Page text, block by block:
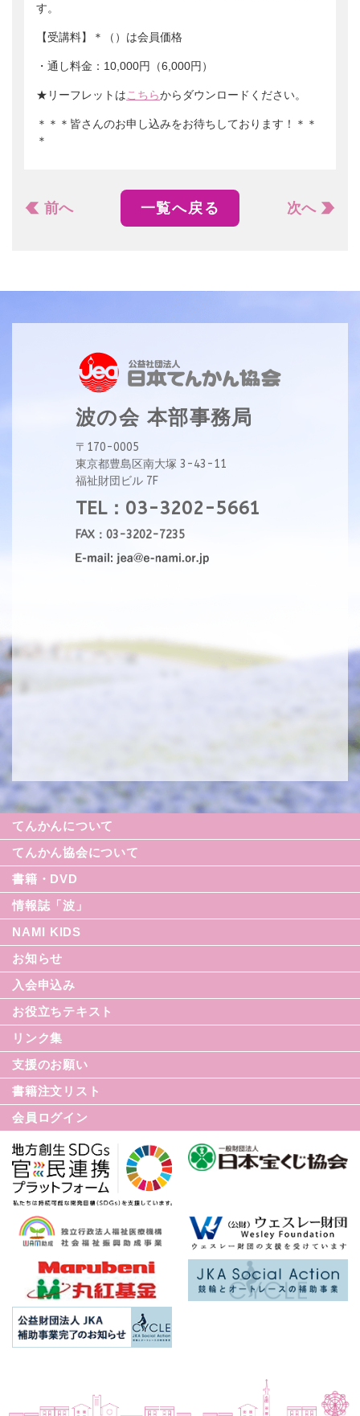
す。
【受講料】＊（）は会員価格
・通し料金：10,000円（6,000円）
★リーフレットはこちらからダウンロードください。
＊＊＊皆さんのお申し込みをお待ちしております！＊＊
＊
前へ 一覧へ戻る 次へ
波の会 本部事務局
〒170-0005
東京都豊島区南大塚 3-43-11
福祉財団ビル 7F
TEL：03-3202-5661
FAX：03-3202-7235
てんかんについて
てんかん協会について
てんかん月間
てんかん基礎講座
世界てんかんの日
書籍・DVD
シリーズ援助の実際
てんかん入門シリーズ
なみセレクション
てんかんのDVD
情報誌「波」
NAMI KIDS
お知らせ
入会申込み
お役立ちテキスト
リンク集
支援のお願い
書籍注文リスト
会員ログイン